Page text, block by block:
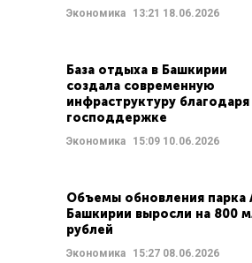
Экономика 13:21 18.06.2026
База отдыха в Башкирии
создала современную
инфраструктуру благодаря
господдержке
Экономика 15:0910.06.2026
Объемы обновления парка
Башкирии выросли на 800
рублей
Экономика 15:2708.06.2026